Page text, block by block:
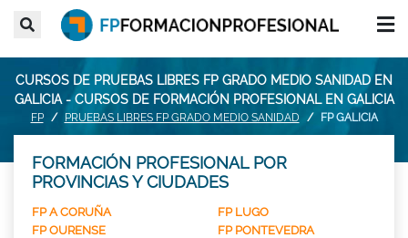
CURSOS DE PRUEBAS LIBRES FP GRADO MEDIO SANIDAD EN
GALICIA - CURSOS DE FORMACIÓN PROFESIONAL EN GALICIA
FP PRUEBAS LIBRES FP GRADO MEDIO SANIDAD FP GALICIA
FORMACIÓN PROFESIONAL POR
PROVINCIAS Y CIUDADES
FP A CORUÑA
FP LUGO
FP OURENSE
FP PONTEVEDRA